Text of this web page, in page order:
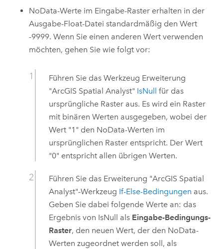
NoData-Werte im Eingabe-Raster erhalten in der
Ausgabe-Float-Datei standardmäßig den Wert
-9999. Wenn Sie einen anderen Wert verwenden
möchten, gehen Sie wie folgt vor:
Führen Sie das Werkzeug Erweiterung
"ArcGIS Spatial Analyst" IsNull für das
ursprüngliche Raster aus. Es wird ein Raster
mit binären Werten ausgegeben, wobei der
Wert "1" den NoData-Werten im
ursprünglichen Raster entspricht. Der Wert
"0" entspricht allen übrigen Werten.
Führen Sie das Erweiterung "ArcGIS Spatial
Analyst"-Werkzeug If-Else-Bedingungen aus.
Geben Sie dabei folgende Werte an: das
Ergebnis von IsNull als Eingabe-Bedingungs-
Raster, den neuen Wert, der den NoData-
Werten zugeordnet werden soll, als